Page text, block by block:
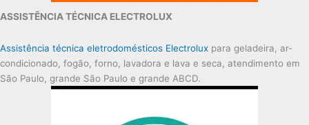
ASSISTÊNCIA TÉCNICA ELECTROLUX
Assistência técnica eletrodomésticos Electrolux para geladeira, ar-
condicionado, fogão, forno, lavadora e lava e seca, atendimento em
São Paulo, grande São Paulo e grande ABCD.